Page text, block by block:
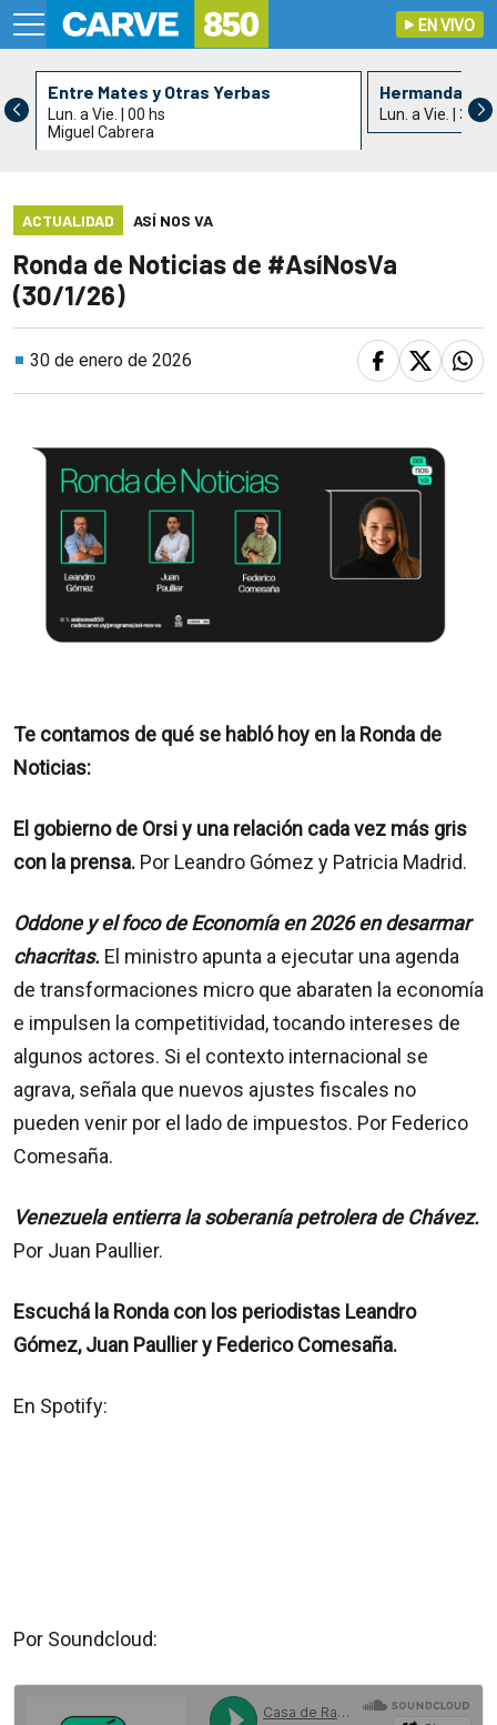
EN VIVO
Entre Mates y Otras Yerbas
Lun. a Vie. | 00 hs
Miguel Cabrera
Hermandad
Lun. a Vie. | 3 hs
ACTUALIDAD ASÍ NOS VA
Ronda de Noticias de #AsíNosVa
(30/1/26)
30 de enero de 2026
Te contamos de qué se habló hoy en la Ronda de
Noticias:
El gobierno de Orsi y una relación cada vez más gris
con la prensa. Por Leandro Gómez y Patricia Madrid.
Oddone y el foco de Economía en 2026 en desarmar
chacritas. El ministro apunta a ejecutar una agenda
de transformaciones micro que abaraten la economía
e impulsen la competitividad, tocando intereses de
algunos actores. Si el contexto internacional se
agrava, señala que nuevos ajustes fiscales no
pueden venir por el lado de impuestos. Por Federico
Comesaña.
Venezuela entierra la soberanía petrolera de Chávez.
Por Juan Paullier.
Escuchá la Ronda con los periodistas Leandro
Gómez, Juan Paullier y Federico Comesaña.
En Spotify:
Por Soundcloud: